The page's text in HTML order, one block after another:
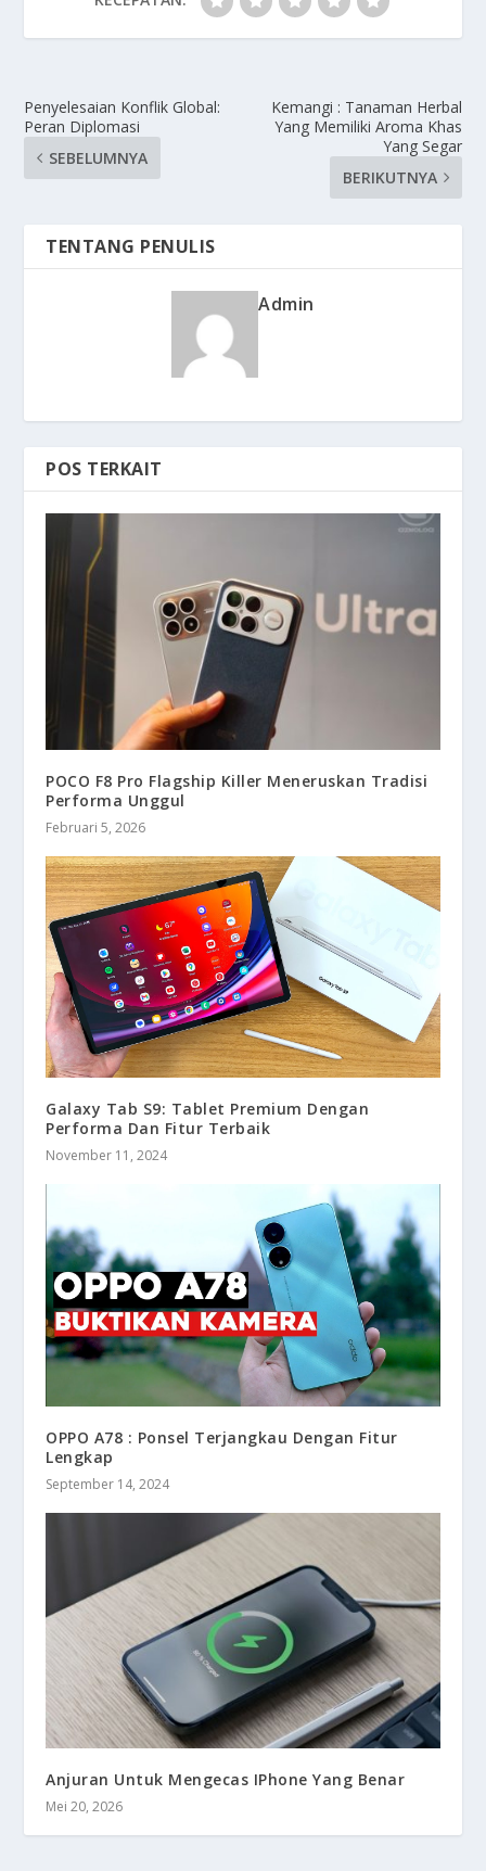
Penyelesaian Konflik Global:
Peran Diplomasi
SEBELUMNYA
Kemangi : Tanaman Herbal
Yang Memiliki Aroma Khas
Yang Segar
BERIKUTNYA
TENTANG PENULIS
Admin
POS TERKAIT
POCO F8 Pro Flagship Killer Meneruskan Tradisi
Performa Unggul
Februari 5, 2026
Galaxy Tab S9: Tablet Premium Dengan
Performa Dan Fitur Terbaik
November 11, 2024
OPPO A78 : Ponsel Terjangkau Dengan Fitur
Lengkap
September 14, 2024
Anjuran Untuk Mengecas IPhone Yang Benar
Mei 20, 2026